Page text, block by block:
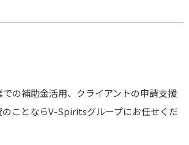
の補助金活用、クライアントの申請支援
のことならV-Spiritsグループにお任せくだ